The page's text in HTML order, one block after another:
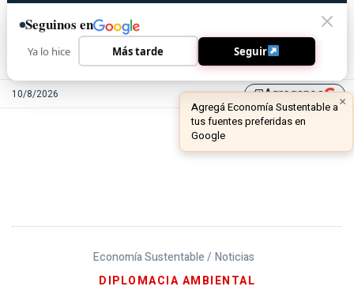
10/8/2026 library_addAgreganos
Economía Sustentable / Noticias
DIPLOMACIA AMBIENTAL
Seguinos en
Ya lo hice Más tarde Seguir